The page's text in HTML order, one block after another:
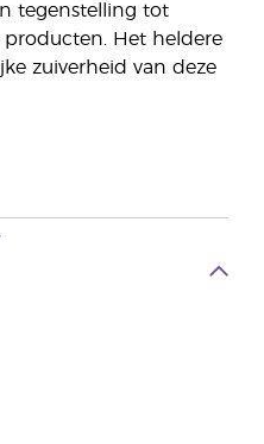
tegenstelling tot
Het heldere
zuiverheid van deze